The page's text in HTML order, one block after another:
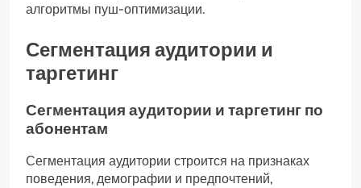
алгоритмы пуш-оптимизации.
Сегментация аудитории и
таргетинг
Сегментация аудитории и таргетинг по
абонентам
Сегментация аудитории строится на признаках
поведения, демографии и предпочтений,